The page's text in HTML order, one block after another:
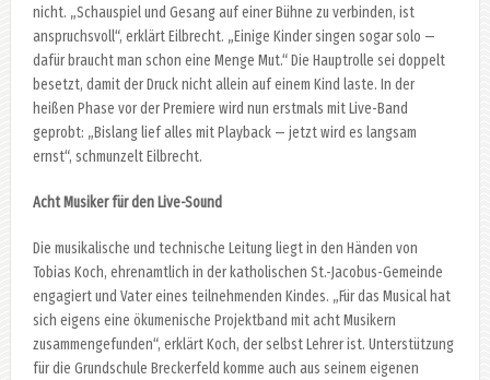
nicht. „Schauspiel und Gesang auf einer Bühne zu verbinden, ist
anspruchsvoll“, erklärt Eilbrecht. „Einige Kinder singen sogar solo —
dafür braucht man schon eine Menge Mut.“ Die Hauptrolle sei doppelt
besetzt, damit der Druck nicht allein auf einem Kind laste. In der
heißen Phase vor der Premiere wird nun erstmals mit Live-Band
geprobt: „Bislang lief alles mit Playback — jetzt wird es langsam
ernst“, schmunzelt Eilbrecht.
Acht Musiker für den Live-Sound
Die musikalische und technische Leitung liegt in den Händen von
Tobias Koch, ehrenamtlich in der katholischen St.-Jacobus-Gemeinde
engagiert und Vater eines teilnehmenden Kindes. „Für das Musical hat
sich eigens eine ökumenische Projektband mit acht Musikern
zusammengefunden“, erklärt Koch, der selbst Lehrer ist. Unterstützung
für die Grundschule Breckerfeld komme auch aus seinem eigenen